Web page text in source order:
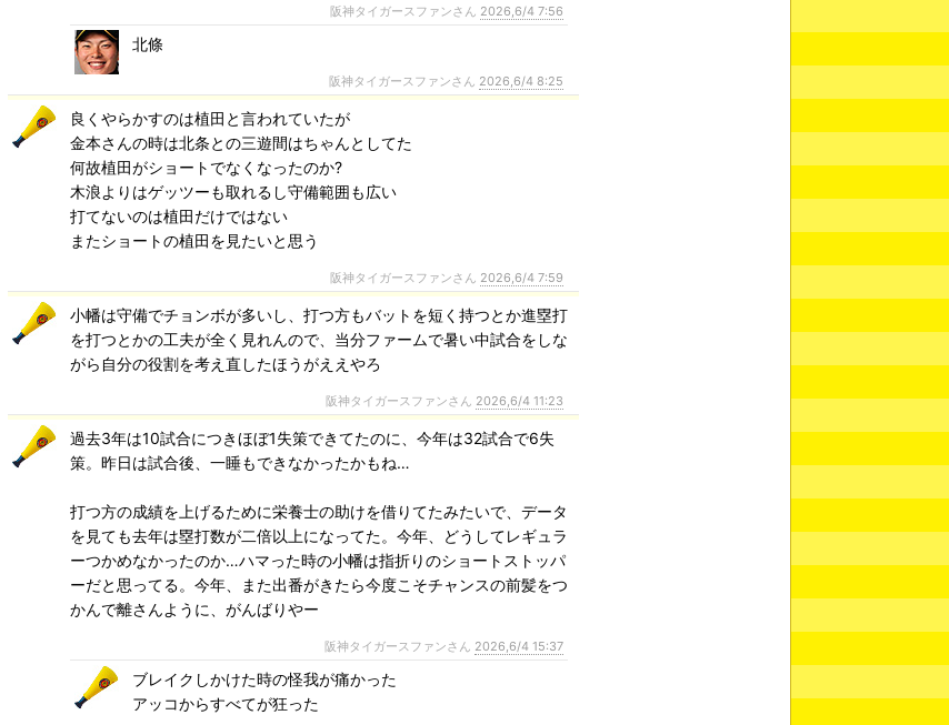
阪神タイガースファンさん 2026,6/4 7:56
北條
阪神タイガースファンさん 2026,6/4 8:25
良くやらかすのは植田と言われていたが
金本さんの時は北条との三遊間はちゃんとしてた
何故植田がショートでなくなったのか?
木浪よりはゲッツーも取れるし守備範囲も広い
打てないのは植田だけではない
またショートの植田を見たいと思う
阪神タイガースファンさん 2026,6/4 7:59
小幡は守備でチョンボが多いし、打つ方もバットを短く持つとか進塁打
を打つとかの工夫が全く見れんので、当分ファームで暑い中試合をしな
がら自分の役割を考え直したほうがええやろ
阪神タイガースファンさん 2026,6/4 11:23
過去3年は10試合につきほぼ1失策できてたのに、今年は32試合で6失
策。昨日は試合後、一睡もできなかったかもね…
打つ方の成績を上げるために栄養士の助けを借りてたみたいで、データ
を見ても去年は塁打数が二倍以上になってた。今年、どうしてレギュラ
ーつかめなかったのか…ハマった時の小幡は指折りのショートストッパ
ーだと思ってる。今年、また出番がきたら今度こそチャンスの前髪をつ
かんで離さんように、がんばりやー
阪神タイガースファンさん 2026,6/4 15:37
ブレイクしかけた時の怪我が痛かった
アッコからすべてが狂った